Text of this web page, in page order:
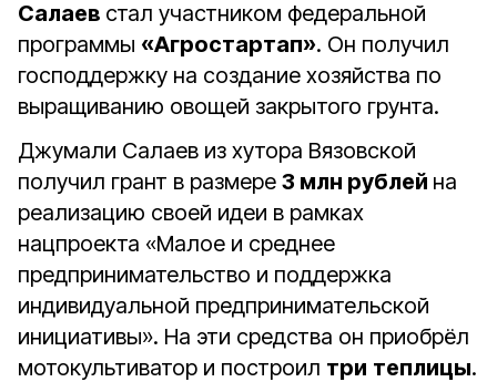
Салаев стал участником федеральной
программы «Агростартап». Он получил
господдержку на создание хозяйства по
выращиванию овощей закрытого грунта.
Джумали Салаев из хутора Вязовской
получил грант в размере 3 млн рублей на
реализацию своей идеи в рамках
нацпроекта «Малое и среднее
предпринимательство и поддержка
индивидуальной предпринимательской
инициативы». На эти средства он приобрёл
мотокультиватор и построил три теплицы.